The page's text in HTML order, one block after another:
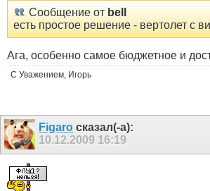
Сообщение от bell
есть простое решение - вертолет с
Ага, особенно самое бюджетное и
С Уважением, Игорь
Figaro сказал(-а):
10.12.2009 16:19